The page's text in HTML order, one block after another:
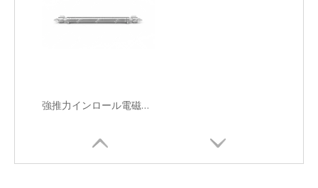
強推力インロール電磁撹拌機(EMS)